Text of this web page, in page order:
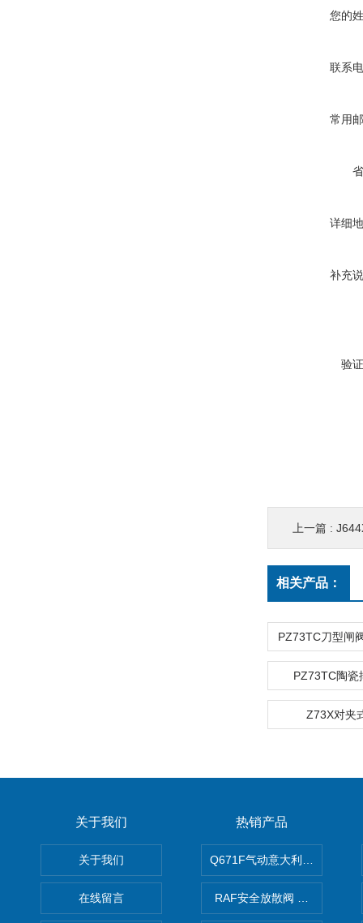
您的
联系
常用
详细
补充
验
上一篇 :
相关产品：
PZ73TC陶瓷
Z73X对夹
关于我们
关于我们
在线留言
热销产品
Q671F气动意大利式薄型球阀
RAF安全放散阀 阀生产